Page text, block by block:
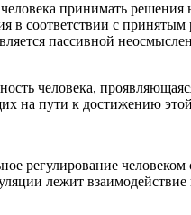
принимать решения
в соответствии с
пассивной
человека,
на пути к достижению
человеком
лежит